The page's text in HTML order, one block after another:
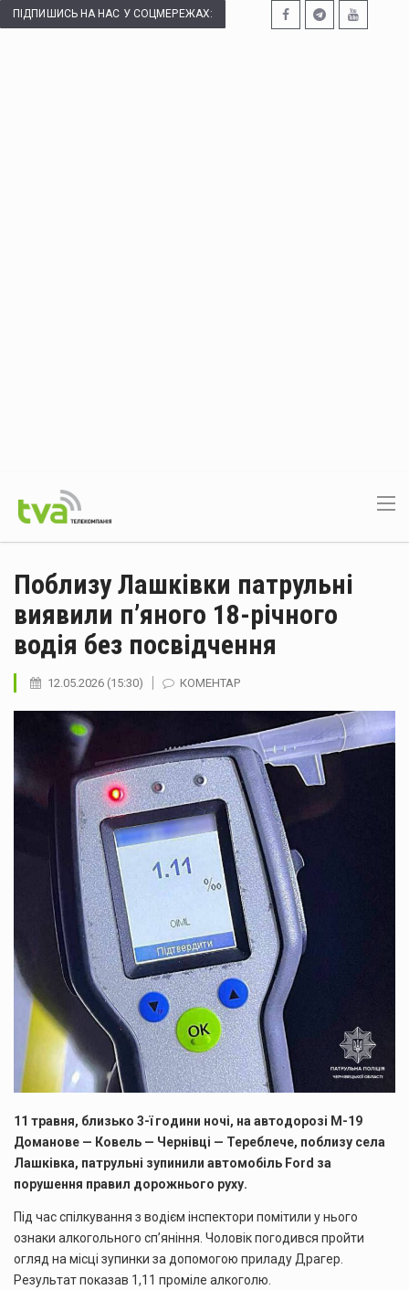
ПІДПИШИСЬ НА НАС У СОЦМЕРЕЖАХ:
Поблизу Лашківки патрульні
виявили п’яного 18-річного
водія без посвідчення
12.05.2026 (15:30) КОМЕНТАР
11 травня, близько 3-ї години ночі, на автодорозі М-19
Доманове — Ковель — Чернівці — Тереблече, поблизу села
Лашківка, патрульні зупинили автомобіль Ford за
порушення правил дорожнього руху.
Під час спілкування з водієм інспектори помітили у нього
ознаки алкогольного сп’яніння. Чоловік погодився пройти
огляд на місці зупинки за допомогою приладу Драгер.
Результат показав 1,11 проміле алкоголю.